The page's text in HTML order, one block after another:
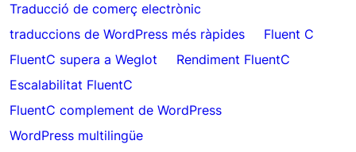
Traducció de comerç electrònic
traduccions de WordPress més ràpides
Fluent C
FluentC supera a Weglot
Rendiment FluentC
Escalabilitat FluentC
FluentC complement de WordPress
WordPress multilingüe